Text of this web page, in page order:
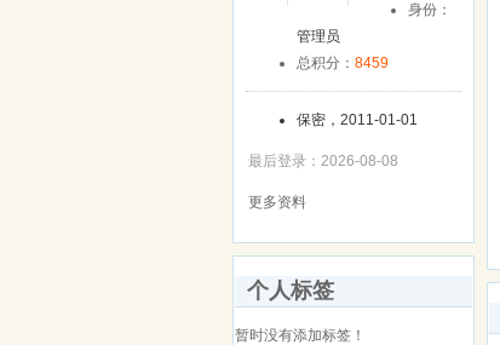
身份：
管理员
总积分： 8459
保密，2011-01-01
最后登录：2026-08-08
更多资料
个人标签
暂时没有添加标签！